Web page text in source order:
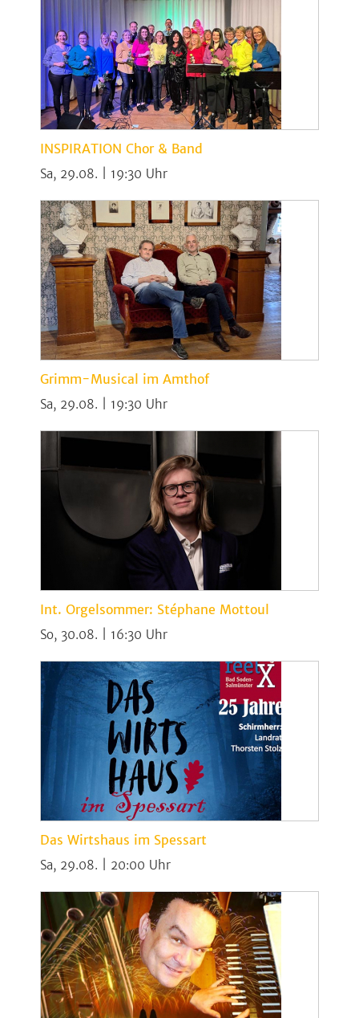
INSPIRATION Chor & Band
Sa, 29.08. | 19:30
Grimm-Musical im Amthof
Sa, 29.08. | 19:30
Int. Orgelsommer: Stéphane Mottoul
So, 30.08. | 16:30
Das Wirtshaus im Spessart
Sa, 29.08. | 20:00